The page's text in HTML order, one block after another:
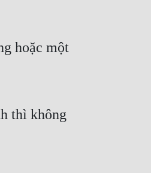
hoặc một
thì không